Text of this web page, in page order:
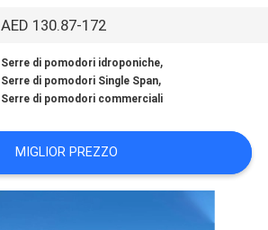
AED 130.87-172
Serre di pomodori idroponiche,
Serre di pomodori Single Span,
Serre di pomodori commerciali
MIGLIOR PREZZO